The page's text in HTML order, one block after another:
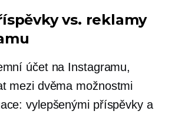
vs. reklamy
účet na Instagramu,
mezi dvěma možnostmi
vylepšenými příspěvky a